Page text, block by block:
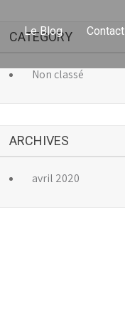
Le Blog Contact
CATEGORY
Non classé
ARCHIVES
avril 2020